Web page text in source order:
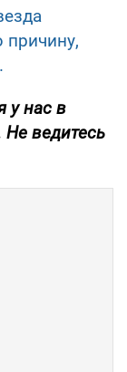
причину,
у нас в
Не ведитесь